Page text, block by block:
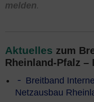
melden.
Aktuelles zum
Rheinland-Pfalz
Breitband
Netzausbau